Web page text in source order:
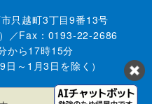
只越町3丁目9番13号
／Fax：0193-22-2686
から17時15分
日～1月3日を除く）